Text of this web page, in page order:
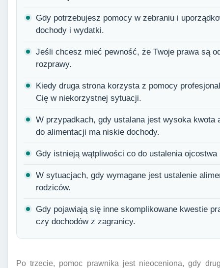
Gdy potrzebujesz pomocy w zebraniu i
dochody i wydatki.
Jeśli chcesz mieć pewność, że Twoje prawa są
rozprawy.
Kiedy druga strona korzysta z pomocy
Cię w niekorzystnej sytuacji.
W przypadkach, gdy ustalana jest wysoka kwota
do alimentacji ma niskie dochody.
Gdy istnieją wątpliwości co do ustalenia
W sytuacjach, gdy wymagane jest ustalenie
rodziców.
Gdy pojawiają się inne skomplikowane kwestie
czy dochodów z zagranicy.
Po trzecie, pomoc prawnika jest nieoceniona, gdy